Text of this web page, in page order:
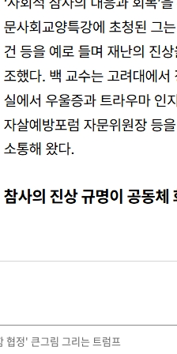
협정' 큰그림 그리는 트럼프